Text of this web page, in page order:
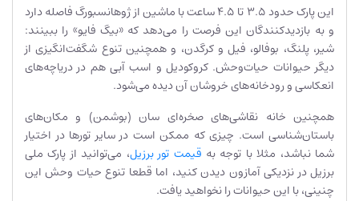
این پارک حدود 3.5 تا 4.5 ساعت با ماشین از ژوهانسبورگ فاصله دارد
و به بازدیدکنندگان این فرصت را می‌دهد که «بیگ فایو» را ببینند:
شیر، پلنگ، بوفالو، فیل و کرگدن، و همچنین تنوع شگفت‌انگیزی از
دیگر حیوانات حیات‌وحش‌. کروکودیل و اسب آبی هم در دریاچه‌های
انعکاسی و رودخانه‌های خروشان آن دیده می‌شود.
همچنین خانه نقاشی‌های صخره‌ای سان (بوشمن) و مکان‌های
باستان‌شناسی است. چیزی که ممکن است در سایر تورها در اختیار
شما نباشد، مثلا با توجه به قیمت تور برزیل، می‌توانید از پارک ملی
برزیل در نزدیکی آمازون دیدن کنید، اما قطعا تنوع حیات وحش این
چنینی، با این حیوانات را نخواهید یافت.